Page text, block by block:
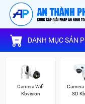
DANH MỤC SẢN
Camera Wifi
Kbvision
SD